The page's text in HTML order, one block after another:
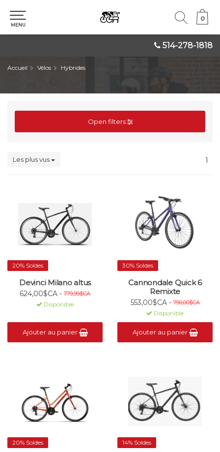
514-278-1818
0
0
MENU
Accueil Vélos Hybrides
Open filters
Les plus vus 1
20% Soldes
Devinci Milano altus
624,00$CA - 779,99$CA
Disponible
Ajouter au panier
30% Soldes
Cannondale Quick 6
Remixte
553,00$CA - 790,00$CA
Disponible
Ajouter au panier
20% Soldes 14% Soldes